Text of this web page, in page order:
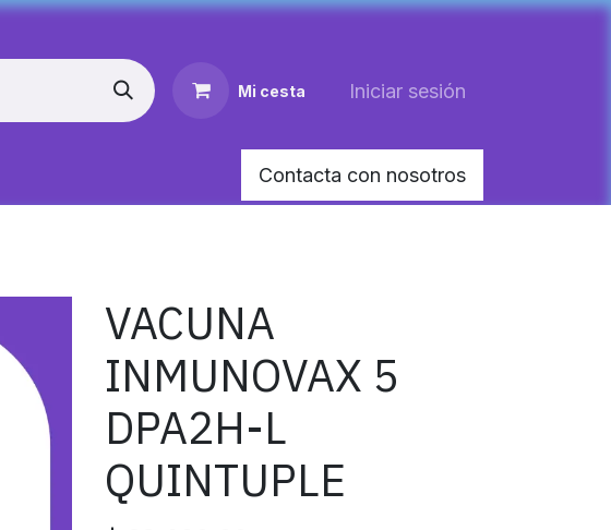
Mi cesta Iniciar sesión
COLLAR MEDIANO PARA PERRO HEMOLITAN X 60
Contacta con nosotros
VACUNA
INMUNOVAX 5
DPA2H-L
QUINTUPLE